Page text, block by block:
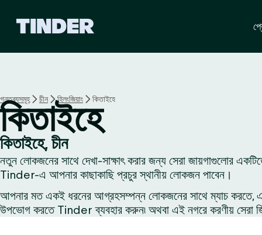
হো
ম
গন্তব্যসমূহ চীন হিলংজিয়াং কিতাইহে
কিতাইহে
কিতাইহে, চীন
নতুন লোকজনের সাথে দেখা-সাক্ষাৎ করার জন্য সেরা জায়গাগুলোর
Tinder-এ আপনার কাছাকাছি প্রচুর স্থানীয় লোকজন পাবেন।
আপনার মত একই ধরনের আগ্রহসম্পন্ন লোকজনের সাথে ম্যাচ করতে,
উপভোগ করতে Tinder ব্যবহার করুন৷ অথবা এই নগরে করণীয় সেরা